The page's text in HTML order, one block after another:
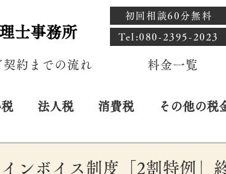
士事務所
初回相談60分無料
​Tel:080-2395-2023
契約までの流れ 料金一覧
法人税 消費税 その他の税
ンボイス制度「2割特例」